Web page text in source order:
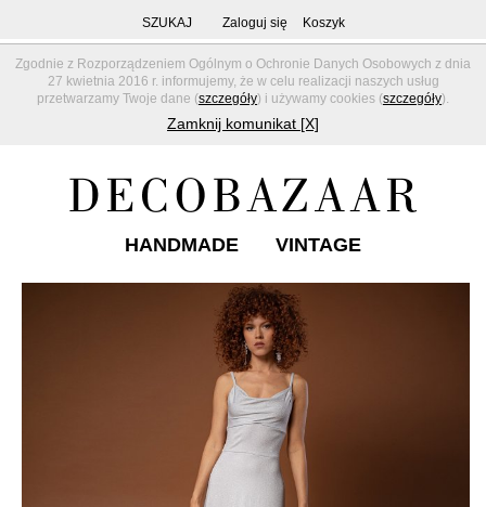
Zgodnie z Rozporządzeniem Ogólnym o Ochronie Danych Osobowych z dnia
27 kwietnia 2016 r. informujemy, że w celu realizacji naszych usług
przetwarzamy Twoje dane (szczegóły) i używamy cookies (szczegóły).
Zamknij komunikat [X]
SZUKAJ Zaloguj się Koszyk
HANDMADE VINTAGE